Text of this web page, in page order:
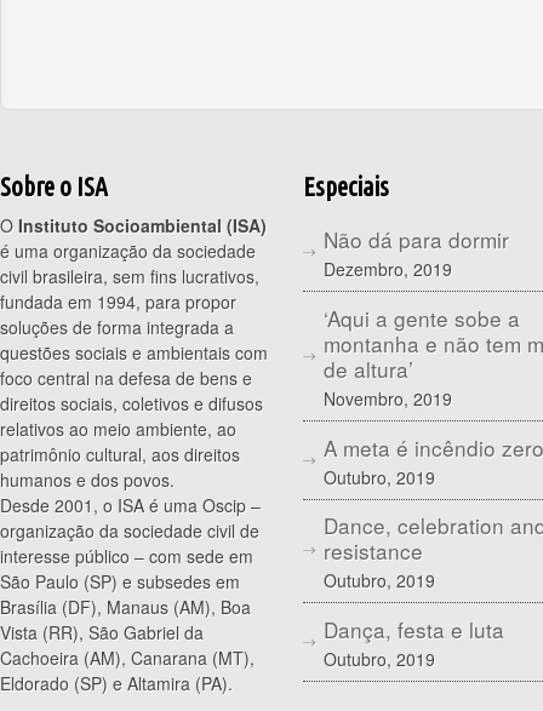
Sobre o ISA
O Instituto Socioambiental (ISA)
é uma organização da sociedade
civil brasileira, sem fins lucrativos,
fundada em 1994, para propor
soluções de forma integrada a
questões sociais e ambientais com
foco central na defesa de bens e
direitos sociais, coletivos e difusos
relativos ao meio ambiente, ao
patrimônio cultural, aos direitos
humanos e dos povos.
Desde 2001, o ISA é uma Oscip –
organização da sociedade civil de
interesse público – com sede em
São Paulo (SP) e subsedes em
Brasília (DF), Manaus (AM), Boa
Vista (RR), São Gabriel da
Cachoeira (AM), Canarana (MT),
Eldorado (SP) e Altamira (PA).
Especiais
Não dá para dormir
Dezembro, 2019
‘Aqui a gente sobe a
montanha e não tem
de altura’
Novembro, 2019
A meta é incêndio zero
Outubro, 2019
Dance, celebration
resistance
Outubro, 2019
Dança, festa e luta
Outubro, 2019